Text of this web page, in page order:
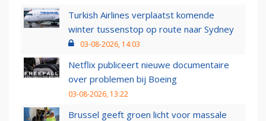
Turkish Airlines verplaatst komende
winter tussenstop op route naar Sydney
03-08-2026, 14:03
Netflix publiceert nieuwe documentaire
over problemen bij Boeing
03-08-2026, 13:22
Brussel geeft groen licht voor massale